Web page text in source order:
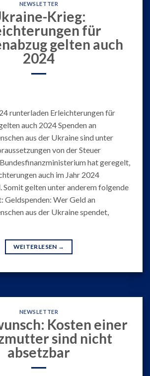
NEWSLETTER
Krieg:
für
gelten auch
2024
runterladen Erleichterungen für
auch 2024 Spenden an
aus der Ukraine sind unter
von der Steuer
hat geregelt,
auch im Jahr 2024
Somit gelten unter anderem folgende
Geldspenden: Wer Geld an
aus der Ukraine spendet,
WEITERLESEN →
NEWSLETTER
Kosten einer
sind nicht
absetzbar